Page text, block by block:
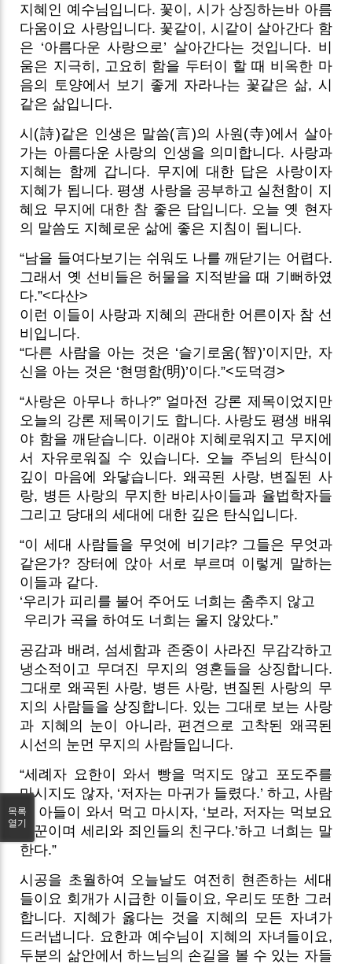
지혜인 예수님입니다. 꽃이, 시가 상징하는바 아름
다움이요 사랑입니다. 꽃같이, 시같이 살아간다 함
은 ‘아름다운 사랑으로’ 살아간다는 것입니다. 비
움은 지극히, 고요히 함을 두터이 할 때 비옥한 마
음의 토양에서 보기 좋게 자라나는 꽃같은 삶, 시
같은 삶입니다.
시(詩)같은 인생은 말씀(言)의 사원(寺)에서 살아
가는 아름다운 사랑의 인생을 의미합니다. 사랑과
지혜는 함께 갑니다. 무지에 대한 답은 사랑이자
지혜가 됩니다. 평생 사랑을 공부하고 실천함이 지
혜요 무지에 대한 참 좋은 답입니다. 오늘 옛 현자
의 말씀도 지혜로운 삶에 좋은 지침이 됩니다.
“남을 들여다보기는 쉬워도 나를 깨닫기는 어렵다.
그래서 옛 선비들은 허물을 지적받을 때 기뻐하였
다.”<다산>
이런 이들이 사랑과 지혜의 관대한 어른이자 참 선
비입니다.
“다른 사람을 아는 것은 ‘슬기로움(智)’이지만, 자
신을 아는 것은 ‘현명함(明)’이다.”<도덕경>
“사랑은 아무나 하나?” 얼마전 강론 제목이었지만
오늘의 강론 제목이기도 합니다. 사랑도 평생 배워
야 함을 깨닫습니다. 이래야 지혜로워지고 무지에
서 자유로워질 수 있습니다. 오늘 주님의 탄식이
깊이 마음에 와닿습니다. 왜곡된 사랑, 변질된 사
랑, 병든 사랑의 무지한 바리사이들과 율법학자들
그리고 당대의 세대에 대한 깊은 탄식입니다.
“이 세대 사람들을 무엇에 비기랴? 그들은 무엇과
같은가? 장터에 앉아 서로 부르며 이렇게 말하는
이들과 같다.
‘우리가 피리를 불어 주어도 너희는 춤추지 않고
우리가 곡을 하여도 너희는 울지 않았다.”
공감과 배려, 섬세함과 존중이 사라진 무감각하고
냉소적이고 무뎌진 무지의 영혼들을 상징합니다.
그대로 왜곡된 사랑, 병든 사랑, 변질된 사랑의 무
지의 사람들을 상징합니다. 있는 그대로 보는 사랑
과 지혜의 눈이 아니라, 편견으로 고착된 왜곡된
시선의 눈먼 무지의 사람들입니다.
“세례자 요한이 와서 빵을 먹지도 않고 포도주를
마시지도 않자, ‘저자는 마귀가 들렸다.’ 하고, 사람
이 아들이 와서 먹고 마시자, ‘보라, 저자는 먹보요
술꾼이며 세리와 죄인들의 친구다.’하고 너희는 말
한다.”
시공을 초월하여 오늘날도 여전히 현존하는 세대
들이요 회개가 시급한 이들이요, 우리도 또한 그러
합니다. 지혜가 옳다는 것을 지혜의 모든 자녀가
드러냅니다. 요한과 예수님이 지혜의 자녀들이요,
두분의 삶안에서 하느님의 손길을 볼 수 있는 자들
목록
열기